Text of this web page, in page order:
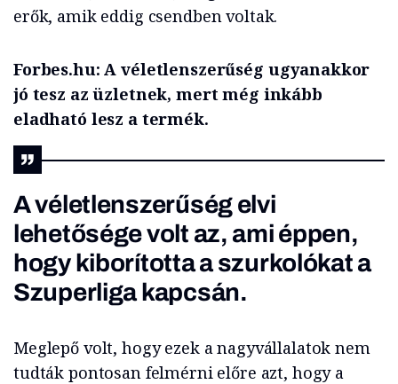
erők, amik eddig csendben voltak.
Forbes.hu: A véletlenszerűség ugyanakkor
jó tesz az üzletnek, mert még inkább
eladható lesz a termék.
A véletlenszerűség elvi
lehetősége volt az, ami éppen,
hogy kiborította a szurkolókat a
Szuperliga kapcsán.
Meglepő volt, hogy ezek a nagyvállalatok nem
tudták pontosan felmérni előre azt, hogy a